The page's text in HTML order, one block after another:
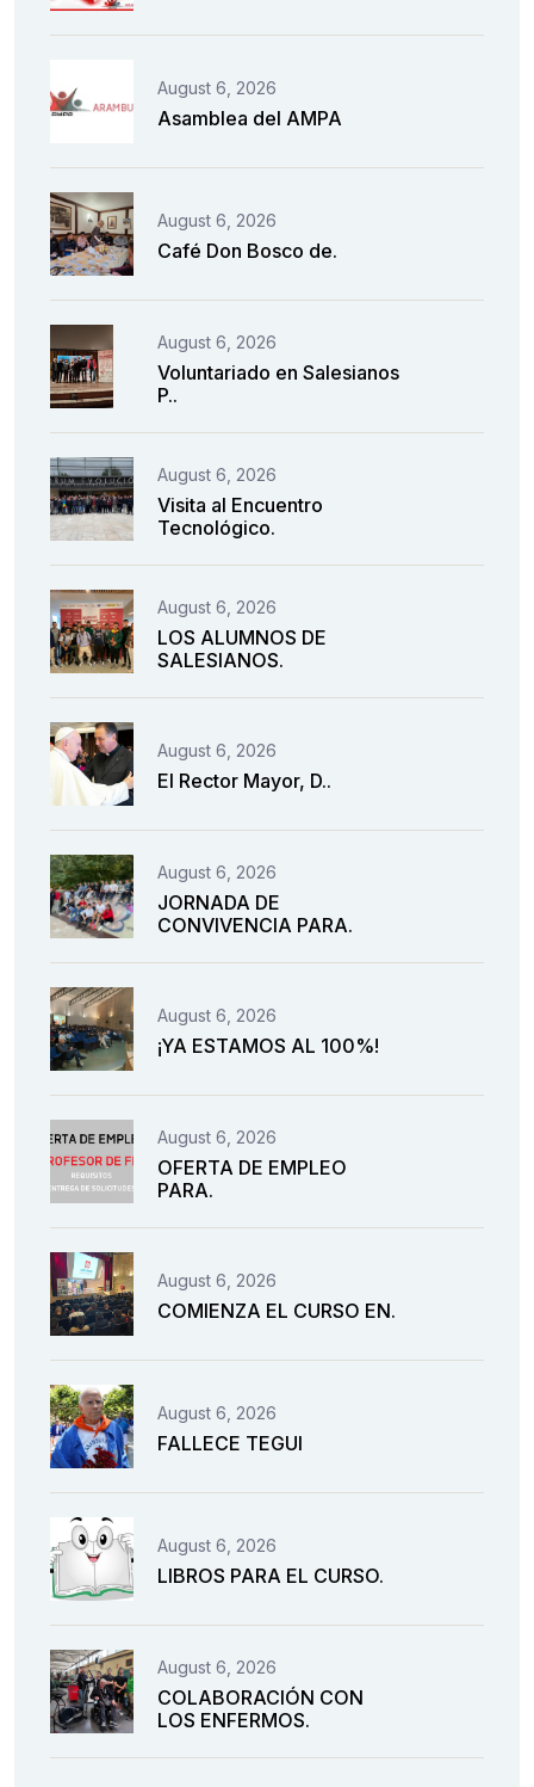
August 6, 2026
Asamblea del AMPA
August 6, 2026
Café Don Bosco de.
August 6, 2026
Voluntariado en Salesianos
P..
August 6, 2026
Visita al Encuentro
Tecnológico.
August 6, 2026
LOS ALUMNOS DE
SALESIANOS.
August 6, 2026
El Rector Mayor, D..
August 6, 2026
JORNADA DE
CONVIVENCIA PARA.
August 6, 2026
¡YA ESTAMOS AL 100%!
August 6, 2026
OFERTA DE EMPLEO
PARA.
August 6, 2026
COMIENZA EL CURSO EN.
August 6, 2026
FALLECE TEGUI
August 6, 2026
LIBROS PARA EL CURSO.
August 6, 2026
COLABORACIÓN CON
LOS ENFERMOS.